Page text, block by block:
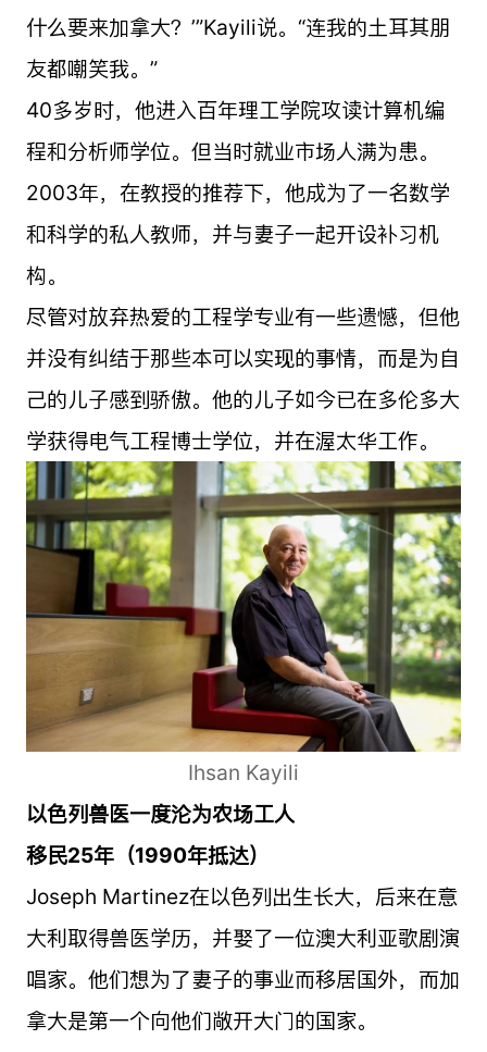
什么要来加拿大？’”Kayili说。“连我的土耳其朋
友都嘲笑我。”
40多岁时，他进入百年理工学院攻读计算机编
程和分析师学位。但当时就业市场人满为患。
2003年，在教授的推荐下，他成为了一名数学
和科学的私人教师，并与妻子一起开设补习机
构。
尽管对放弃热爱的工程学专业有一些遗憾，但他
并没有纠结于那些本可以实现的事情，而是为自
己的儿子感到骄傲。他的儿子如今已在多伦多大
学获得电气工程博士学位，并在渥太华工作。
Ihsan Kayili
以色列兽医一度沦为农场工人
移民25年（1990年抵达）
Joseph Martinez在以色列出生长大，后来在意
大利取得兽医学历，并娶了一位澳大利亚歌剧演
唱家。他们想为了妻子的事业而移居国外，而加
拿大是第一个向他们敞开大门的国家。